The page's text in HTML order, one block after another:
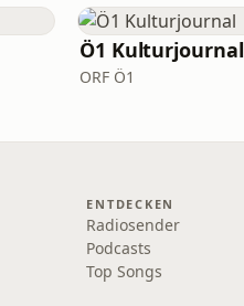
Ö1 Kulturjournal
ORF Ö1
ENTDECKEN
Radiosender
Podcasts
Top Songs